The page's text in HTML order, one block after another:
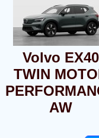
Volvo EX40
TWIN
AW